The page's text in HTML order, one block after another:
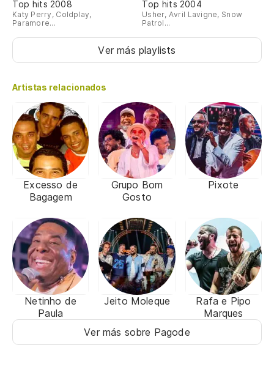
Top hits 2008
Katy Perry, Coldplay,
Paramore...
Top hits 2004
Usher, Avril Lavigne, Snow
Patrol...
Ver más playlists
Artistas relacionados
Excesso de
Bagagem
Grupo Bom
Gosto
Pixote
Netinho de
Paula
Jeito Moleque
Rafa e Pipo
Marques
Ver más sobre Pagode